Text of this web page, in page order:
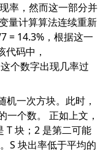
率，然而这一部分并
量计算算法连续重新
= 14.3%，根据这一
代码中，
个数字出现几率过
机一次方块。此时，
个数。 正如上文，
T 块；2 是第二可能
S 块出率低于平均的